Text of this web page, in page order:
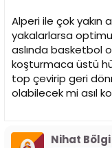
Alperi ile çok yakın
yakalarlarsa
aslında basketbol
koşturmaca üstü
top çevirip geri
olabilecek mi asıl
Nihat Bölgi